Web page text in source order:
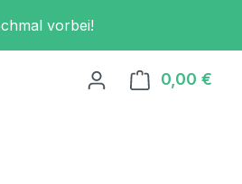
vorbei!
0,00 €